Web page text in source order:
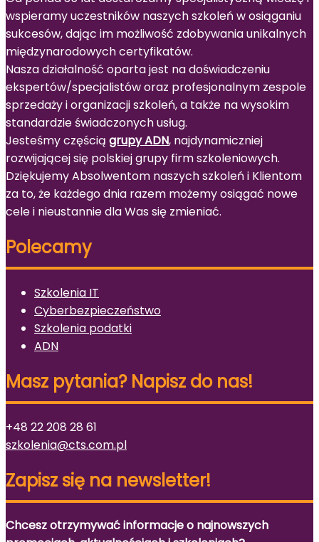
wspieramy uczestników naszych szkoleń w osiąganiu
sukcesów, dając im możliwość zdobywania unikalnych
międzynarodowych certyfikatów.
Nasza działalność oparta jest na doświadczeniu
ekspertów/specjalistów oraz profesjonalnym zespole
sprzedaży i organizacji szkoleń, a także na wysokim
standardzie świadczonych usług.
Jesteśmy częścią grupy ADN, najdynamiczniej
rozwijającej się polskiej grupy firm szkoleniowych.
Dziękujemy Absolwentom naszych szkoleń i Klientom
za to, że każdego dnia razem możemy osiągać nowe
cele i nieustannie dla Was się zmieniać.
Polecamy
Szkolenia IT
Cyberbezpieczeństwo
Szkolenia podatki
ADN
Masz pytania? Napisz do nas!
+48 22 208 28 61
szkolenia@cts.com.pl
Zapisz się na newsletter!
Chcesz otrzymywać informacje o najnowszych